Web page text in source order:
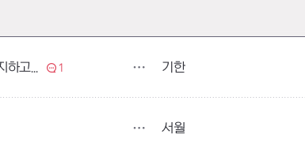
섬멸의 문장 패시브화 해주세요 스킬칸만 차지하고 불편합니다 1 기한
서월